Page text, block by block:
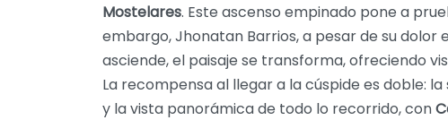
Mostelares. Este ascenso empinado pone a
embargo, Jhonatan Barrios, a pesar de su dolor
asciende, el paisaje se transforma, ofreciendo
La recompensa al llegar a la cúspide es doble:
y la vista panorámica de todo lo recorrido, con